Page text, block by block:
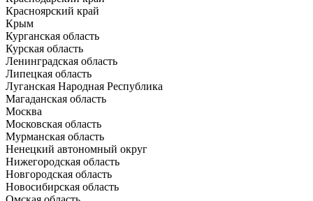
Красноярский край
Крым
Курганская область
Курская область
Ленинградская область
Липецкая область
Луганская Народная Республика
Магаданская область
Москва
Московская область
Мурманская область
Ненецкий автономный округ
Нижегородская область
Новгородская область
Новосибирская область